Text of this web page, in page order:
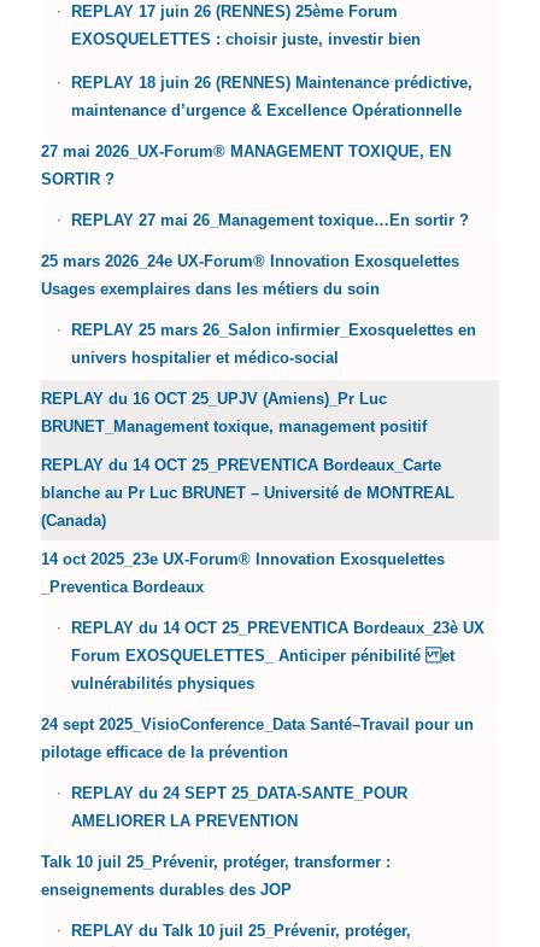
REPLAY 17 juin 26 (RENNES) 25ème Forum
EXOSQUELETTES : choisir juste, investir bien
REPLAY 18 juin 26 (RENNES) Maintenance prédictive,
maintenance d’urgence & Excellence Opérationnelle
27 mai 2026_UX-Forum® MANAGEMENT TOXIQUE, EN
SORTIR ?
REPLAY 27 mai 26_Management toxique…En sortir ?
25 mars 2026_24e UX-Forum® Innovation Exosquelettes
Usages exemplaires dans les métiers du soin
REPLAY 25 mars 26_Salon infirmier_Exosquelettes en
univers hospitalier et médico-social
REPLAY du 16 OCT 25_UPJV (Amiens)_Pr Luc
BRUNET_Management toxique, management positif
REPLAY du 14 OCT 25_PREVENTICA Bordeaux_Carte
blanche au Pr Luc BRUNET – Université de MONTREAL
(Canada)
14 oct 2025_23e UX-Forum® Innovation Exosquelettes
_Preventica Bordeaux
REPLAY du 14 OCT 25_PREVENTICA Bordeaux_23è UX
Forum EXOSQUELETTES_ Anticiper pénibilité et
vulnérabilités physiques
24 sept 2025_VisioConference_Data Santé–Travail pour un
pilotage efficace de la prévention
REPLAY du 24 SEPT 25_DATA-SANTE_POUR
AMELIORER LA PREVENTION
Talk 10 juil 25_Prévenir, protéger, transformer :
enseignements durables des JOP
REPLAY du Talk 10 juil 25_Prévenir, protéger,